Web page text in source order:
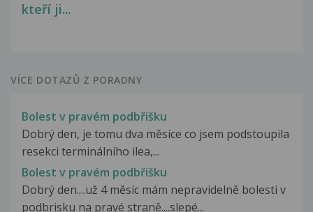
kteří ji...
VÍCE DOTAZŮ Z PORADNY
Bolest v pravém podbřišku
Dobrý den, je tomu dva měsíce co jsem podstoupila
resekci terminálního ilea,...
Bolest v pravém podbřišku
Dobrý den....už 4 měsíc mám nepravidelně bolesti v
podbrisku na pravé straně....slepé...